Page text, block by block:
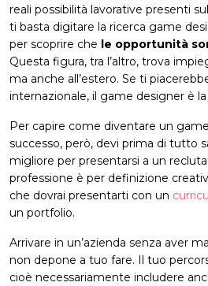
reali possibilità lavorative presenti
ti basta digitare la ricerca game
per scoprire che le opportunità
Questa figura, tra l’altro, trova
ma anche all’estero. Se ti
internazionale, il game designer è
Per capire come diventare un
successo, però, devi prima di tutto
migliore per presentarsi a un
professione è per definizione
che dovrai presentarti con un
un portfolio.
Arrivare in un’azienda senza aver
non depone a tuo fare. Il tuo
cioè necessariamente includere